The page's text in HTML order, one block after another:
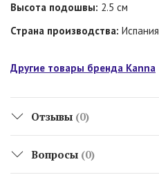
Высота подошвы: 2.5 см
Страна производства: Испания
Другие товары бренда Kanna
Отзывы (0)
Вопросы (0)